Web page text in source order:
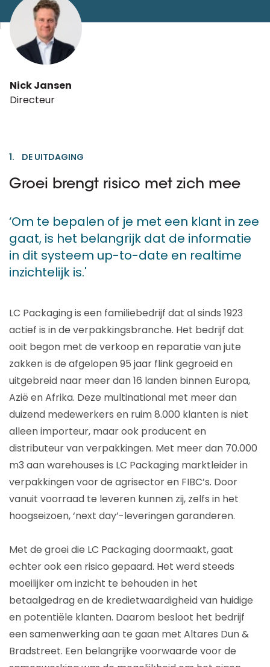
Nick Jansen
Directeur
1. DE UITDAGING
Groei brengt risico met zich mee
‘Om te bepalen of je met een klant in zee
gaat, is het belangrijk dat de informatie
in dit systeem up-to-date en realtime
inzichtelijk is.'
LC Packaging is een familiebedrijf dat al sinds 1923
actief is in de verpakkingsbranche. Het bedrijf dat
ooit begon met de verkoop en reparatie van jute
zakken is de afgelopen 95 jaar flink gegroeid en
uitgebreid naar meer dan 16 landen binnen Europa,
Azië en Afrika. Deze multinational met meer dan
duizend medewerkers en ruim 8.000 klanten is niet
alleen importeur, maar ook producent en
distributeur van verpakkingen. Met meer dan 70.000
m3 aan warehouses is LC Packaging marktleider in
verpakkingen voor de agrisector en FIBC’s. Door
vanuit voorraad te leveren kunnen zij, zelfs in het
hoogseizoen, ‘next day’-leveringen garanderen.
Met de groei die LC Packaging doormaakt, gaat
echter ook een risico gepaard. Het werd steeds
moeilijker om inzicht te behouden in het
betaalgedrag en de kredietwaardigheid van huidige
en potentiële klanten. Daarom besloot het bedrijf
een samenwerking aan te gaan met Altares Dun &
Bradstreet. Een belangrijke voorwaarde voor de